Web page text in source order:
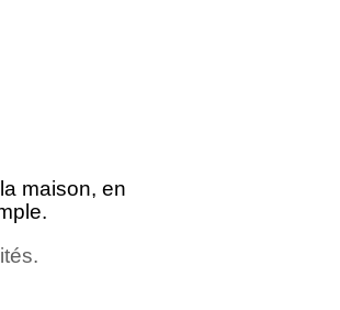
maison, en